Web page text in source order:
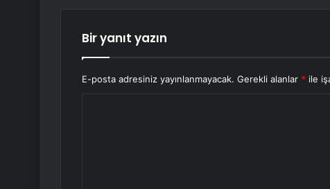
Bir yanıt yazın
E-posta adresiniz yayınlanmayacak. Gerekli alanlar * ile